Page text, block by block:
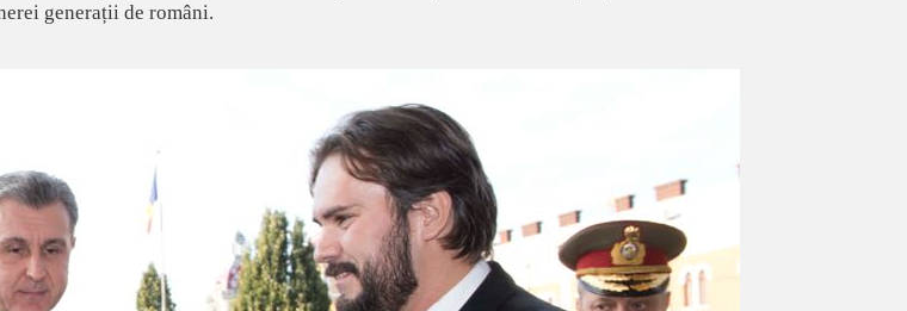
generații de români.